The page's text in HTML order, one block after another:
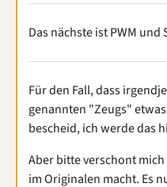
Das nächste ist PWM und
Für den Fall, dass
genannten "Zeugs"
bescheid, ich werde das
Aber bitte verschont
im Originalen macht. Es